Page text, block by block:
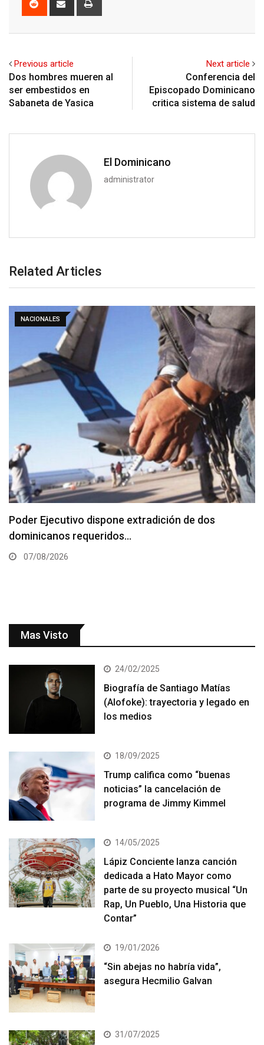
Previous article
Dos hombres mueren al
ser embestidos en
Sabaneta de Yasica
Next article
Conferencia del
Episcopado Dominicano
critica sistema de salud
El Dominicano
administrator
Related Articles
NACIONALES
Poder Ejecutivo dispone extradición de dos
dominicanos requeridos…
07/08/2026
Mas Visto
24/02/2025
Biografía de Santiago Matías
(Alofoke): trayectoria y legado en
los medios
18/09/2025
Trump califica como “buenas
noticias” la cancelación de
programa de Jimmy Kimmel
14/05/2025
Lápiz Conciente lanza canción
dedicada a Hato Mayor como
parte de su proyecto musical “Un
Rap, Un Pueblo, Una Historia que
Contar”
19/01/2026
“Sin abejas no habría vida”,
asegura Hecmilio Galvan
31/07/2025